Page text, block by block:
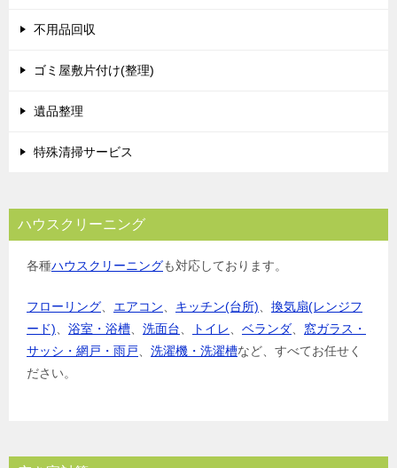
シ 不用品回収
ゴミ屋敷片付け(整理)
遺品整理
特殊清掃サービス
ハウスクリーニング
各種ハウスクリーニングも対応しております。
フローリング エアコン キッチン(台所)
換気扇(レンジフ
ード)
浴室・浴槽 洗面台 トイレ ベランダ
窓ガラス・
サッシ・網戸・雨戸
洗濯機・洗濯槽など、すべてお任せく
ださい。